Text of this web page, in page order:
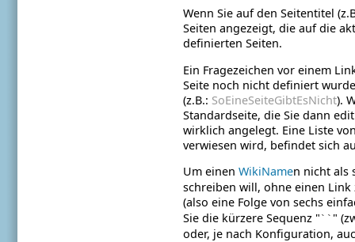
Wenn Sie auf den Seitentitel
Seiten angezeigt, die auf die
definierten Seiten.
Ein Fragezeichen vor einem
Seite noch nicht definiert
(z.B.: SoEineSeiteGibtEsNicht).
Standardseite, die Sie dann
wirklich angelegt. Eine Liste
verwiesen wird, befindet sich
Um einen WikiNamen nicht als
schreiben will, ohne einen
(also eine Folge von sechs
Sie die kürzere Sequenz " `` "
oder, je nach Konfiguration,